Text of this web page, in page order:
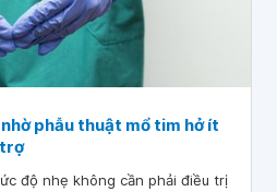
phẫu thuật mổ tim hở ít
độ nhẹ không cần phải điều trị